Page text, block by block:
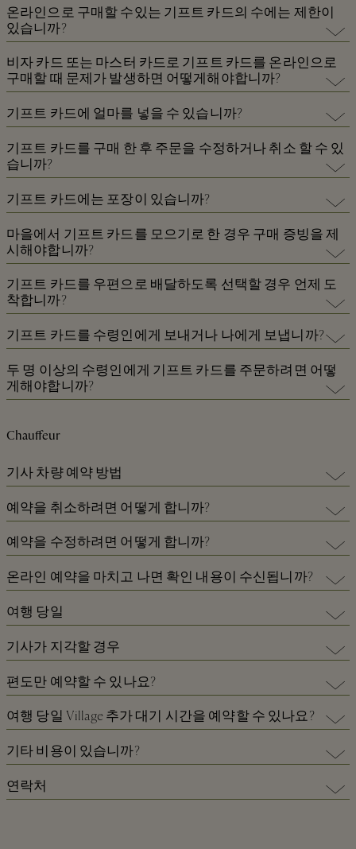
기프트 카드를 온라인으로 구매하려면
https://www.thebicestervillageshoppingcollection.com/e-
commerce/ko/kv/gift-card를 방문하여 거래 당 최대 € 300까지 주문
하려는 기프트 카드의 가치와 수량을 선택하십시오 . 그러면 다음 정보
를 제공해야합니다.
1.수신자 이름
2.원하는 배송 방법
3.지불을위한 청구서 및 신용 / 직불 카드 세부 정보
온라인으로 구매할 수있는 기프트 카드의 수에는 제한이
있습니까?
온라인으로 구매할 수있는 기프트 카드의 수에는 제한이 없지만, 총 거
래 금액은 신용 / 직불 카드 당 하루 € 300를 초과 할 수 없습니다.
https://www.thebicestervillageshoppingcollection.com/e-
commerce/ko/kv/gift-card에서 빠른 멀티 주문 도구를 사용하십시오.
모든 카드는 동일한 배달 주소로 보내야합니다.
비자 카드 또는 마스터 카드로 기프트 카드를 온라인으로
구매할 때 문제가 발생하면 어떻게해야합니까?
카드의 만료일이 은행 시스템의 만료일과 일치하는지 확인하십시오.
또한 신용 카드 또는 직불 카드 명세서의 주소는 주문에 입력 한 주소와
정확히 일치해야합니다.
기프트 카드에 얼마를 넣을 수 있습니까?
온라인 구매의 경우 € 5에서 € 300까지 설정 값을 선택하십시오. 총 온
라인 체크 아웃 금액은 하루에 신용 / 직불 카드 당 하나의 거래에서 €
300을 초과 할 수 없습니다.
기프트 카드를 구매 한 후 주문을 수정하거나 취소 할 수 있
습니까?
아니요. 온라인으로 구매하면 기프트 카드 주문을 수정하거나 취소 할
수 없습니다.
기프트 카드에는 포장이 있습니까?
기프트 카드는 기프트 카드 값과 만료 일자가 뒷면에 수작업으로 작성
된 우아한 지갑에 표시됩니다. 받는 사람 이름 및 보낸 사람 이름 필드
는 비워 두어 완료 할 수 있습니다.
마을에서 기프트 카드를 모으기로 한 경우 구매 증빙을 제
시해야합니까?
예, 마을에 기프트 카드를 모으려면 관광 정보 센터 도착시 예약 확인
이메일과 신분증 사본을 제시해야합니다.
기프트 카드를 우편으로 배달하도록 선택할 경우 언제 도
착합니까?
배송 날짜는 온라인 예약 과정에서 선택한 배송 옵션에 따라 다릅니다.
다양한 운송 옵션에 대한 자세한 내용은
https://www.thebicestervillageshoppingcollection.com/e-
commerce/ko/kv/gift-card 에서 'Select Shipping Option'옆에있는 정보
툴팁을 클릭하여 확인할 수 있습니다.
기프트 카드를 수령인에게 보내거나 나에게 보냅니까?
그 선택은 전적으로 당신에게 달려 있습니다.
두 명 이상의 수령인에게 기프트 카드를 주문하려면 어떻
게해야합니까?
면 다른 수령인을 위해 다른 기프트 카드를 추가 할 수 있습니다. 각 수
터 도착시 예약 확인 이메일 사본을 제출하여 마을에서 기프트 카드를
수령 할 수 있습니다.
각 수령인은 그들의 이름, 고유 한 예약 참조 번호 및 기프트 카드의 가
치를 설명하는 예약 확인 이메일을 받게됩니다.
빠른 멀티 주문 도구를 통해 여러 개의 기프트 카드를 구매할 경우 다른
수령인을 지정할 수 없습니다.
Chauffeur
기사 차량 예약 방법
x예약은 에서 온라인으로 진행하실 수 있습니다
https://www.thebicestervillageshoppingcollection.com/e-
commerce/ko/kv/chauffeur-service
예약을 취소하려면 어떻게 합니까?
대리 운전 서비스 예약을 취소하고자 하는 경우 이 페이지 위에 HOME
탭을 선택한 뒤 나의 예약 관리를을 클릭하십시오.
고객님의 이메일 주소와 예약 번호를 입력하셔야 합니다.number.
예약을 수정하려면 어떻게 합니까?
대리 운전 서비스 예약 내용을 변경하고자 하는 경우 이 페이지 위에
HOME 탭을 선택한 뒤 나의 예약 관리를을 클릭하십시오.
고객님의 이메일 주소와 예약 번호를 입력하셔야 합니다.number.
의하시기 바랍니다.
온라인 예약을 마치고 나면 확인 내용이 수신됩니까?
예약 참조 번호가 포함된 예약 확인 이메일이 수신됩니다. 또한 예약과
예약 참조 번호를 확인하는 문자메시지도 수신됩니다.
여행 당일
여행 최소 10분, 최대 30분 전에 기사 차량 서비스 제공업체로부터 차량
및 기사의 정보뿐 아니라 서비스 제공업체의 세부 정보도 포함되는 문
자 메시지가 수신됩니다.
기사가 픽업 위치에 도착하면 귀하의 휴대전화로 연락을 합니다.
공항에서 픽업할 경우, 기사는 신분 확인의 편의를 위해 탑승권을 사용
기사가 지각할 경우
차량 서비스 제공업체로부터 픽업 장소 도착의 지각 가능성을 사전에
통보하는 문자메시지가 수신됩니다.
편도만 예약할 수 있나요?
전체 Village에 대한 모든 기사 서비스는 편도 여행이나 대기 시간이 포
함된 왕복 여행으로 예약이 가능합니다.
여행 당일 Village 추가 대기 시간을 예약할 수 있나요?
기사의 제공 여부에 따라 여행 당일 추가 대기 시간을 준비하실 수 있습
니다. Village에서 추가 대기 시간을 원하실 경우에는 가급적 이른 시간
에 기사에게 통보하시기 바랍니다.
추가 대기 시간에 대한 추가 요금은 여정이 종료될 때 기사에게 직접 결
기타 비용이 있습니까?
기사 차량 서비스에는 VAT나 공항 주차, 도로 통행료 등을 비롯하여 추
가 비용이 포함됩니다. 단, 귀하가 픽업 또는 귀가 지점에 지각하실 경
연락처